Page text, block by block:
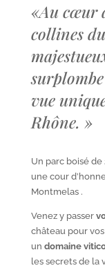
«Au cœur
collines
vue
Rhône. »
Un parc boisé
une cour
Montmelas .
Venez y passer
château pour vos
un domaine
les secrets de la